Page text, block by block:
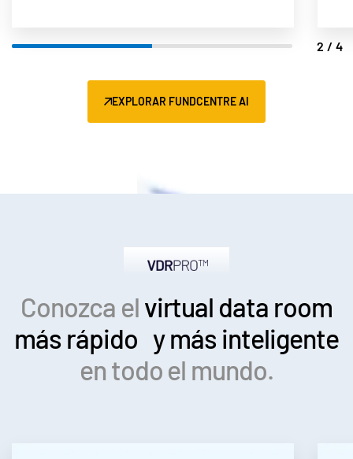
2/4
EXPLORAR FUNDCENTRE AI
Conozca elvirtual data room
más rápido y más inteligente
en todo el mundo.